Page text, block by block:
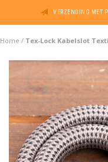
VERZENDING MET
Home / Tex-Lock Kabelslot